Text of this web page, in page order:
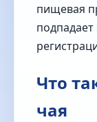
пищевая
Что
чая